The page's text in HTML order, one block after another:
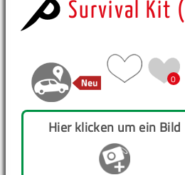
Survival Kit
0
Hier klicken um ein Bild